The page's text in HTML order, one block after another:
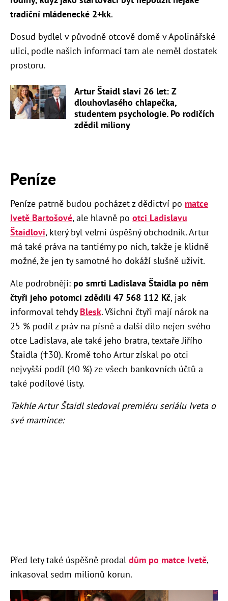
tradiční mládenecké 2+kk.
Dosud bydlel v původně otcově domě v Apolinářské
ulici, podle našich informací tam ale neměl dostatek
prostoru.
Artur Štaidl slaví 26 let: Z
dlouhovlasého chlapečka,
studentem psychologie. Po rodičích
zdědil miliony
Peníze
Peníze patrně budou pocházet z dědictví po matce
Ivetě Bartošové, ale hlavně po otci Ladislavu
Štaidlovi, který byl velmi úspěšný obchodník. Artur
má také práva na tantiémy po nich, takže je klidně
možné, že jen ty samotné ho dokáží slušně uživit.
Ale podrobněji: po smrti Ladislava Štaidla po něm
čtyři jeho potomci zdědili 47 568 112 Kč, jak
informoval tehdy Blesk. Všichni čtyři mají nárok na
25 % podíl z práv na písně a další dílo nejen svého
otce Ladislava, ale také jeho bratra, textaře Jiřího
Štaidla (†30). Kromě toho Artur získal po otci
nejvyšší podíl (40 %) ze všech bankovních účtů a
také podílové listy.
Takhle Artur Štaidl sledoval premiéru seriálu Iveta o
své mamince:
Před lety také úspěšně prodal dům po matce Ivetě,
inkasoval sedm milionů korun.